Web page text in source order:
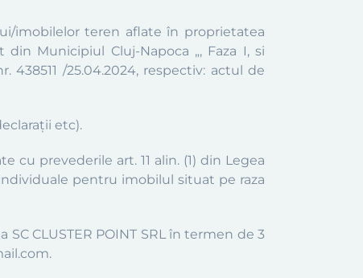
imobilelor teren aflate în proprietatea
Municipiul Cluj-Napoca „, Faza I, si
438511 /25.04.2024, respectiv: actul de
etc).
prevederile art. 11 alin. (1) din Legea
pentru imobilul situat pe raza
CLUSTER POINT SRL în termen de 3